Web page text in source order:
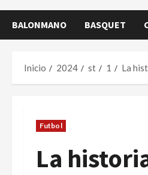
BALONMANO BASQUET
Inicio 2024 st 1 La
Futbol
La